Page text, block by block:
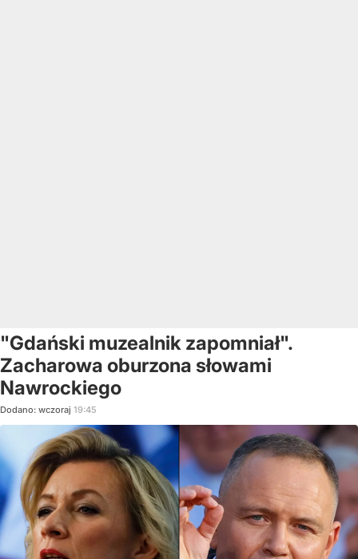
"Gdański muzealnik zapomniał".
Zacharowa oburzona słowami
Nawrockiego
Dodano: wczoraj 19:45